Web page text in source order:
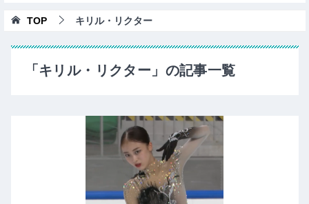
TOP キリル・リクター
「キリル・リクター」の記事一覧